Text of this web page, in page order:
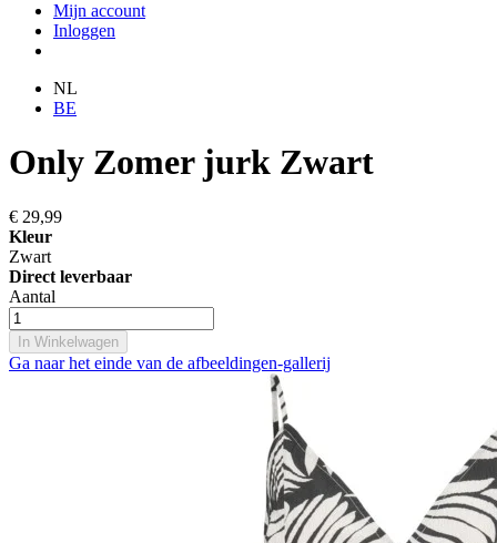
Mijn account
Inloggen
NL
BE
Only Zomer jurk Zwart
€ 29,99
Kleur
Zwart
Direct leverbaar
Aantal
In Winkelwagen
Ga naar het einde van de afbeeldingen-gallerij